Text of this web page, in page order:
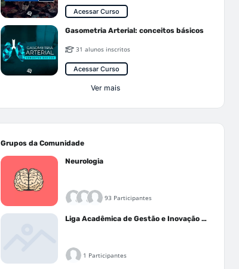
Acessar Curso
Gasometria Arterial: conceitos básicos
31 alunos inscritos
Acessar Curso
Ver mais
Grupos da Comunidade
Neurologia
93 Participantes
Liga Acadêmica de Gestão e Inovação Médica - LAGIM
1 Participantes